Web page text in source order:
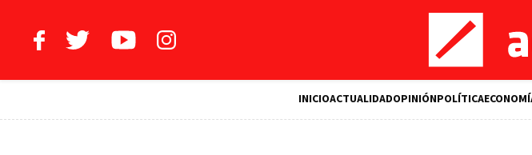
INICIOACTUALIDADOPINIÓNPOLÍTICA